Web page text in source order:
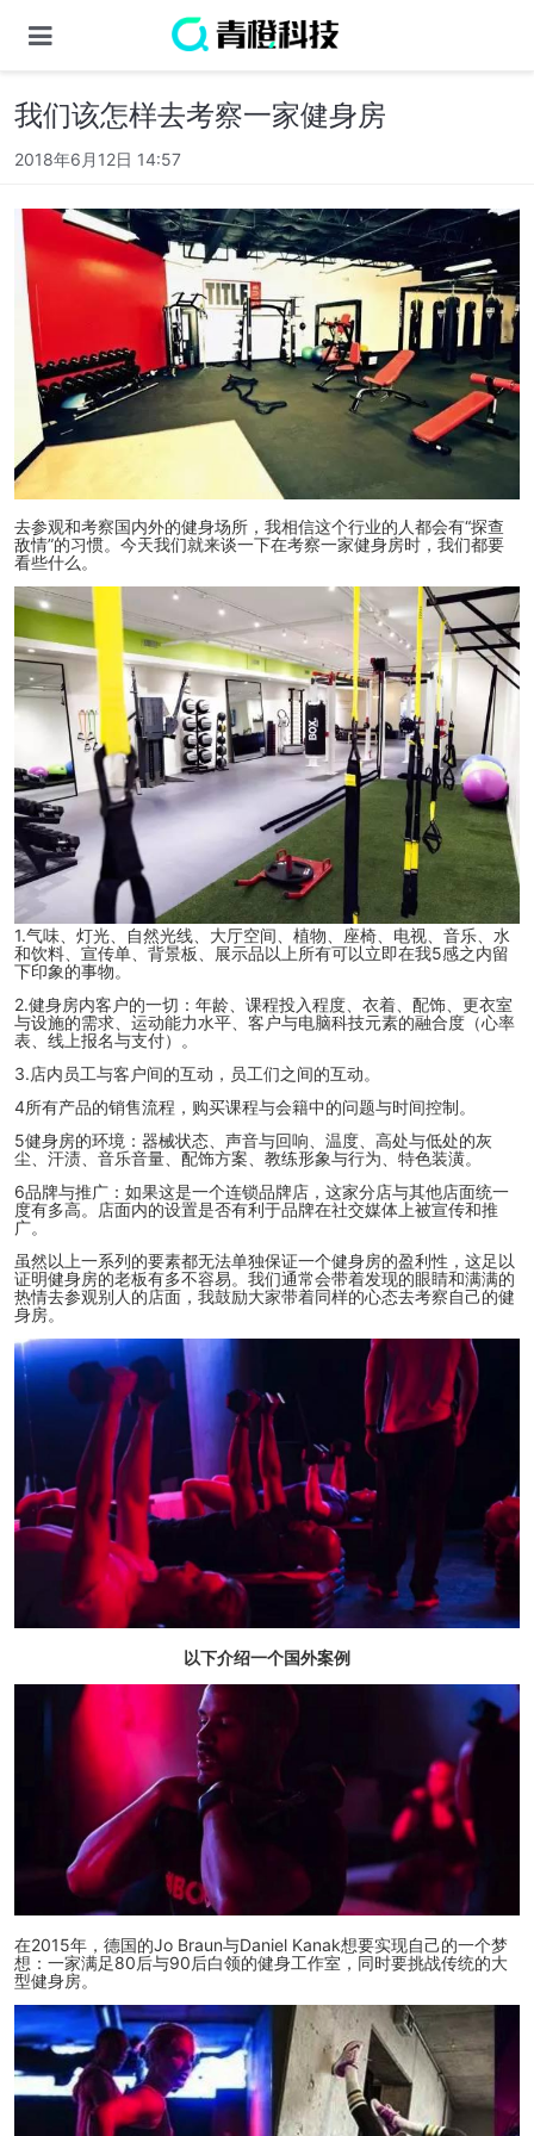
我们该怎样去考察一家健身房
2018年6月12日 14:57
去参观和考察国内外的健身场所，我相信这个行业的人都会有“探查
敌情”的习惯。今天我们就来谈一下在考察一家健身房时，我们都要
看些什么 。
1.气味、灯光、自然光线、大厅空间、植物、座椅、电视、音乐、水
和饮料、宣传单、背景板、展示品以上所有可以立即在我5感之内留
下印象的事物。
2.健身房内客户的一切：年龄、课程投入程度、衣着、配饰、更衣室
与设施的需求、运动能力水平、客户与电脑科技元素的融合度（心率
表、线上报名与支付）。
3.店内员工与客户间的互动，员工们之间的互动。
4所有产品的销售流程，购买课程与会籍中的问题与时间控制。
5健身房的环境：器械状态、声音与回响、温度、高处与低处的灰
尘、汗渍、音乐音量、配饰方案、教练形象与行为、特色装潢。
6品牌与推广：如果这是一个连锁品牌店，这家分店与其他店面统一
度有多高。店面内的设置是否有利于品牌在社交媒体上被宣传和推
广。
虽然以上一系列的要素都无法单独保证一个健身房的盈利性，这足以
证明健身房的老板有多不容易。我们通常会带着发现的眼睛和满满的
热情去参观别人的店面，我鼓励大家带着同样的心态去考察自己的健
身房。
以下介绍一个国外案例
在2015年，德国的Jo Braun与Daniel Kanak想要实现自己的一个梦
想：一家满足80后与90后白领的健身工作室，同时要挑战传统的大
型健身房。